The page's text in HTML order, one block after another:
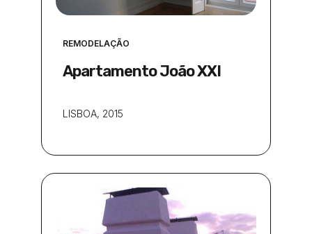
REMODELAÇÃO
Apartamento João XXI
LISBOA, 2015